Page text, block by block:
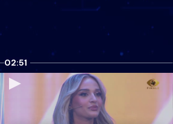
02:51